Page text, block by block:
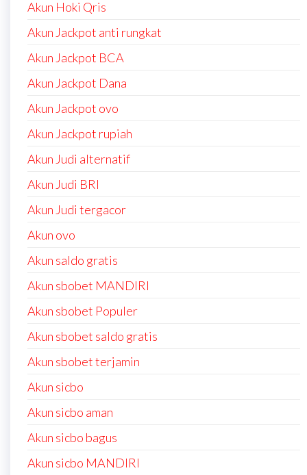
Akun Hoki Qris
Akun Jackpot anti rungkat
Akun Jackpot BCA
Akun Jackpot Dana
Akun Jackpot ovo
Akun Jackpot rupiah
Akun Judi alternatif
Akun Judi BRI
Akun Judi tergacor
Akun ovo
Akun saldo gratis
Akun sbobet MANDIRI
Akun sbobet Populer
Akun sbobet saldo gratis
Akun sbobet terjamin
Akun sicbo
Akun sicbo aman
Akun sicbo bagus
Akun sicbo MANDIRI